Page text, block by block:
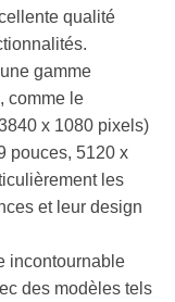
qualité
gamme
comme le
x 1080 pixels)
pouces, 5120 x
les
et leur design
incontournable
des modèles tels